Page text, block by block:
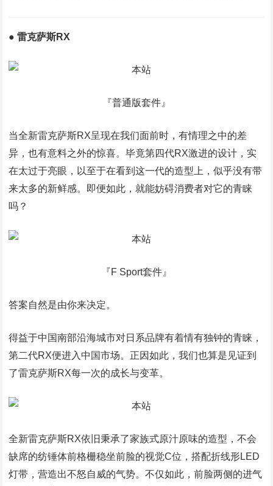
● 雷克萨斯RX
『普通版套件』
当全新雷克萨斯RX呈现在我们面前时，有情理之中的差
异，也有意料之外的惊喜。毕竟第四代RX激进的设计，实
在太过于亮眼，以至于在看到这一代的造型上，似乎没有带
来太多的新鲜感。即便如此，就能妨碍消费者对它的青睐
吗？
『F Sport套件』
答案自然是由你来决定。
得益于中国南部沿海城市对日系品牌有着情有独钟的青睐，
第二代RX便进入中国市场。正因如此，我们也算是见证到
了雷克萨斯RX每一次的成长与变革。
全新雷克萨斯RX依旧秉承了家族式原汁原味的造型，不会
缺席的纺锤体前格栅稳坐前脸的视觉C位，搭配折线形LED
灯带，营造出不怒自威的气势。不仅如此，前脸两侧的进气